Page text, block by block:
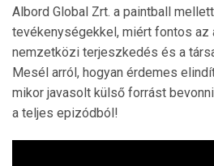
Albord Global Zrt. a paintball
tevékenységekkel, miért fontos az
nemzetközi terjeszkedés és a
Mesél arról, hogyan érdemes
mikor javasolt külső forrást
a teljes epizódból!